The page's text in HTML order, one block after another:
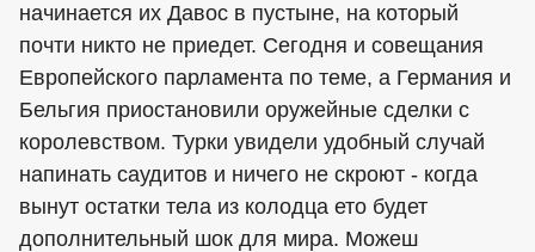
начинается их Давос в пустыне, на который
почти никто не приедет. Сегодня и совещания
Европейского парламента по теме, а Германия и
Бельгия приостановили оружейные сделки с
королевством. Турки увидели удобный случай
напинать саудитов и ничего не скроют - когда
вынут остатки тела из колодца ето будет
дополнительный шок для мира. Можеш